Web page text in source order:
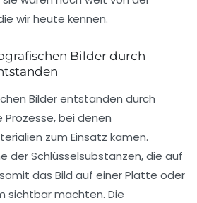
wir heute kennen.
Bilder durch
Bilder entstanden durch
bei denen
zum Einsatz kamen.
der Schlüsselsubstanzen, die auf
das Bild auf einer Platte oder
sichtbar machten. Die